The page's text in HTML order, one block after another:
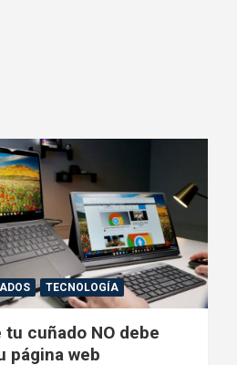
TECNOLOGÍA
tu cuñado NO debe
página web